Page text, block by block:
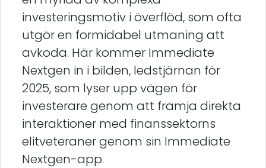
investeringsmotiv i överflöd, som ofta
utgör en formidabel utmaning att
avkoda. Här kommer Immediate
Nextgen in i bilden, ledstjärnan för
2025, som lyser upp vägen för
investerare genom att främja direkta
interaktioner med finanssektorns
elitveteraner genom sin Immediate
Nextgen-app.